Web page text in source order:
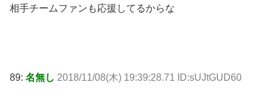
相手チームファンも応援してるからな
89: 名無し 2018/11/08(木) 19:39:28.71 ID:sUJtGUD60